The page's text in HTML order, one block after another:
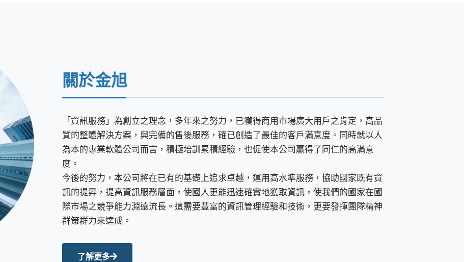
關於金旭
「資訊服務」為創立之理念，多年來之努力，已獲得商用市場廣大用戶之肯定，高品
質的整體解決方案，與完備的售後服務，確已創造了最佳的客戶滿意度。同時就以人
為本的專業軟體公司而言，積極培訓累積經驗，也促使本公司贏得了同仁的高滿意
度。
今後的努力，本公司將在已有的基礎上追求卓越，運用高水準服務，協助國家既有資
訊的提昇，提高資訊服務層面，使國人更能迅速確實地獲取資訊，使我們的國家在國
際市場之競爭能力淵遠流長。這需要豐富的資訊管理經驗和技術，更要發揮團隊精神
群策群力來達成。
了解更多